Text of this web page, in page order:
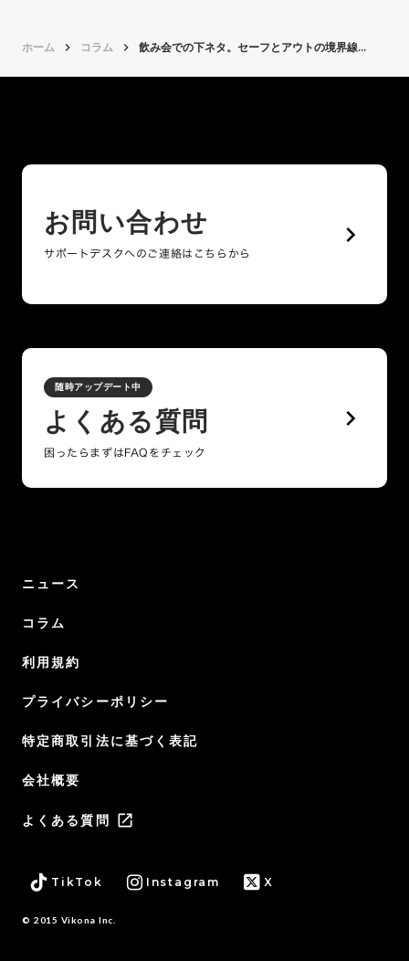
ホーム keyboard_arrow_right コラム keyboard_arrow_right 飲み会での下ネタ。セーフとアウトの境界線...
お問い合わせ
サポートデスクへのご連絡はこちらから
keyboard_arrow_right
よくある質問
随時アップデート中
困ったらまずはFAQをチェック
keyboard_arrow_right
ニュース
コラム
利用規約
プライバシーポリシー
特定商取引法に基づく表記
会社概要
よくある質問 launch
TikTok Instagram X
© 2015 Vikona Inc.